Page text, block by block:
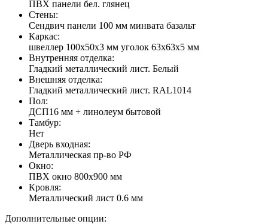
ПВХ панели бел. глянец
Стены:
Сендвич панели 100 мм минвата базальт
Каркас:
швеллер 100х50х3 мм уголок 63х63х5 мм
Внутренняя отделка:
Гладкий металлический лист. Белый
Внешняя отделка:
Гладкий металлический лист. RAL1014
Пол:
ДСП16 мм + линолеум бытовой
Тамбур:
Нет
Дверь входная:
Металлическая пр-во РФ
Окно:
ПВХ окно 800х900 мм
Кровля:
Металлический лист 0.6 мм
Дополнительные опции: